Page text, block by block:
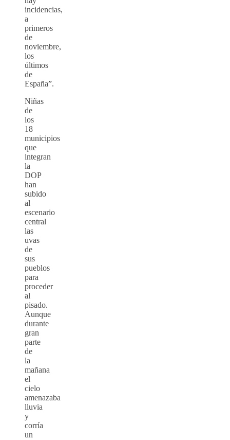
incidencias,
a
primeros
de
noviembre,
los
últimos
de
España”.
Niñas
de
los
18
municipios
que
integran
la
DOP
han
subido
al
escenario
central
las
uvas
de
sus
pueblos
para
proceder
al
pisado.
Aunque
durante
gran
parte
de
la
mañana
el
cielo
amenazaba
lluvia
y
corría
un